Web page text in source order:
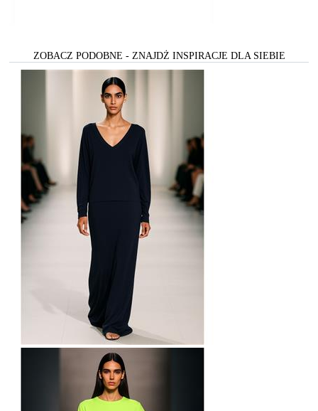
ZOBACZ PODOBNE - ZNAJDŻ INSPIRACJE DLA SIEBIE